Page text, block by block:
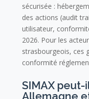
sécurisée :
des actions (audit
utilisateur,
2026. Pour les
strasbourgeois, ces
conformité
SIMAX
Allemagne